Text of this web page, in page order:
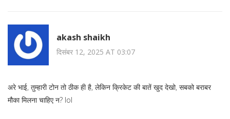
akash shaikh
दिसंबर 12, 2025 AT 03:07
अरे भाई, तुम्हारी टोन तो ठीक ही है, लेकिन क्रिकेट की बातें खुद देखो, सबको बराबर
मौका मिलना चाहिए न? lol